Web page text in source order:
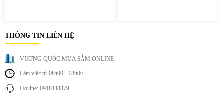
THÔNG TIN LIÊN HỆ
VƯƠNG QUỐC MUA SẮM ONLINE
Làm việc từ 08h00 - 18h00
Hotline: 0918188379